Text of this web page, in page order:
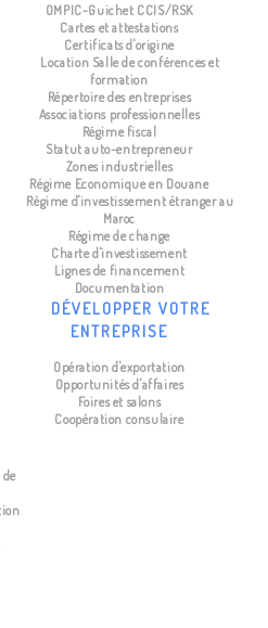
OMPIC-Guichet CCIS/RSK
Cartes et attestations
Certificats d'origine
Location Salle de conférences et
formation
Répertoire des entreprises
Associations professionnelles
Régime fiscal
Statut auto-entrepreneur
Zones industrielles
Régime Economique en Douane
Régime d'investissement étranger au
Maroc
Régime de change
Charte d'investissement
Lignes de financement
Documentation
DÉVELOPPER VOTRE
ENTREPRISE
Opération d'exportation
Opportunités d'affaires
Foires et salons
Coopération consulaire